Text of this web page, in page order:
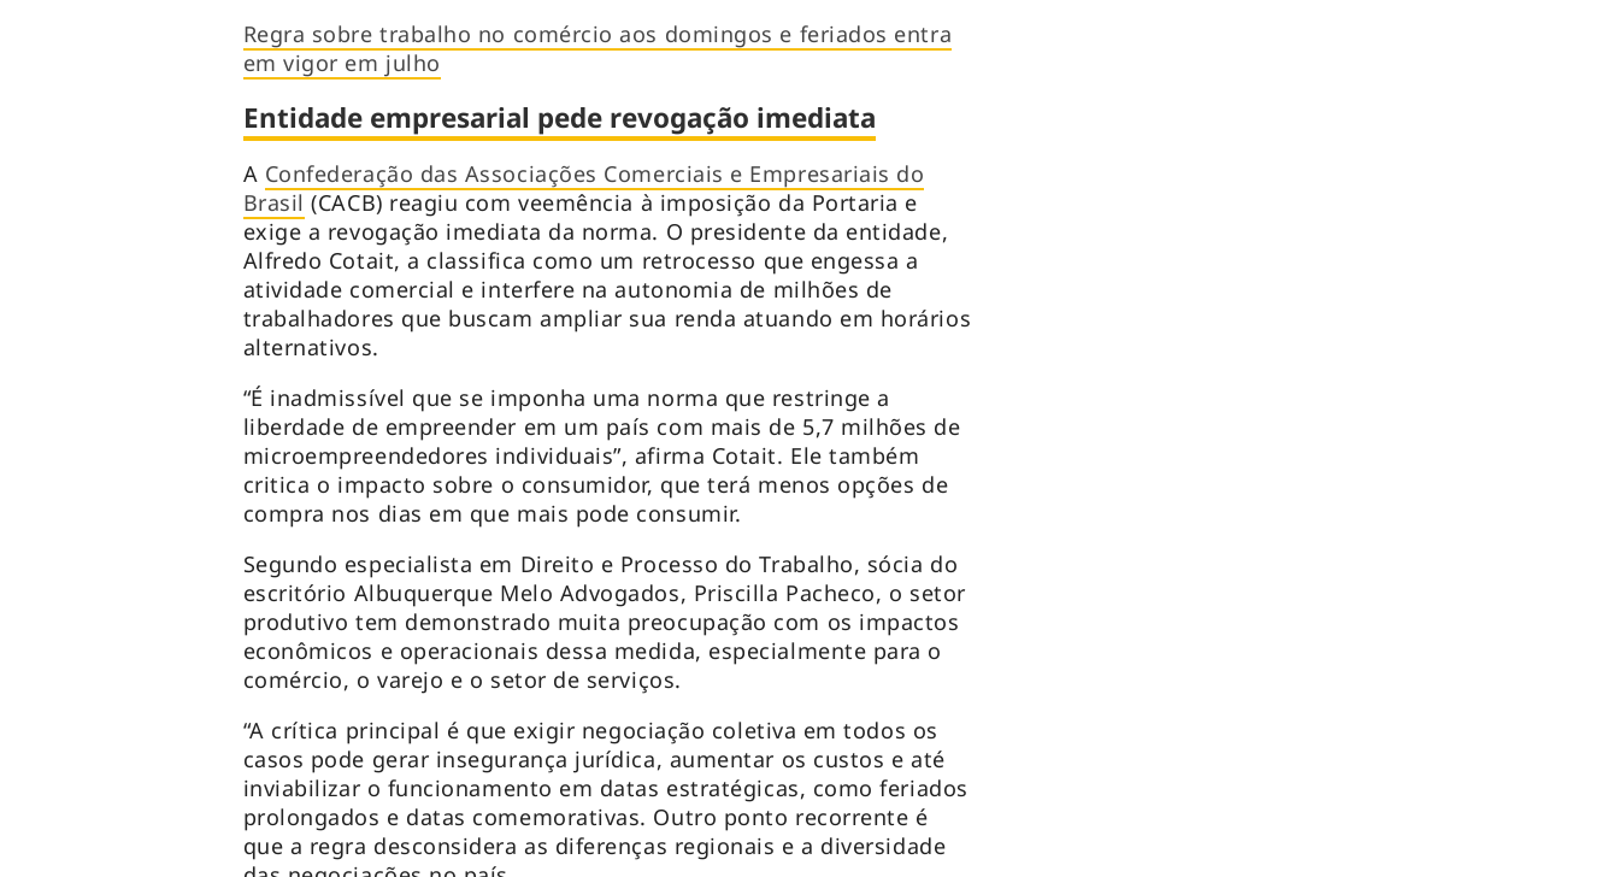
Regra sobre trabalho no comércio aos domingos e feriados entra
em vigor em julho
Entidade empresarial pede revogação imediata
A Confederação das Associações Comerciais e Empresariais do
Brasil (CACB) reagiu com veemência à imposição da Portaria e
exige a revogação imediata da norma. O presidente da entidade,
Alfredo Cotait, a classifica como um retrocesso que engessa a
atividade comercial e interfere na autonomia de milhões de
trabalhadores que buscam ampliar sua renda atuando em horários
alternativos.
“É inadmissível que se imponha uma norma que restringe a
liberdade de empreender em um país com mais de 5,7 milhões de
microempreendedores individuais”, afirma Cotait. Ele também
critica o impacto sobre o consumidor, que terá menos opções de
compra nos dias em que mais pode consumir.
Segundo especialista em Direito e Processo do Trabalho, sócia do
escritório Albuquerque Melo Advogados, Priscilla Pacheco, o setor
produtivo tem demonstrado muita preocupação com os impactos
econômicos e operacionais dessa medida, especialmente para o
comércio, o varejo e o setor de serviços.
“A crítica principal é que exigir negociação coletiva em todos os
casos pode gerar insegurança jurídica, aumentar os custos e até
inviabilizar o funcionamento em datas estratégicas, como feriados
prolongados e datas comemorativas. Outro ponto recorrente é
que a regra desconsidera as diferenças regionais e a diversidade